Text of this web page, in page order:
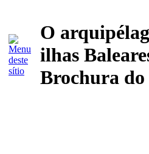
O
ilhas
Brochura